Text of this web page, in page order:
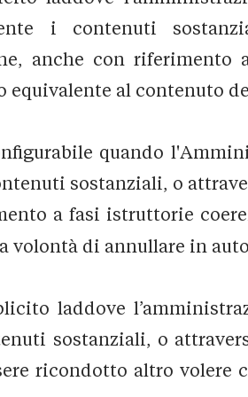
i contenuti
anche con
equivalente al contenuto
quando
sostanziali, o
a fasi istruttorie
volontà di annullare in
laddove
sostanziali, o
ricondotto altro volere